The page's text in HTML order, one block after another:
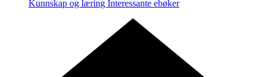
Kunnskap og læring Interessante ebøker